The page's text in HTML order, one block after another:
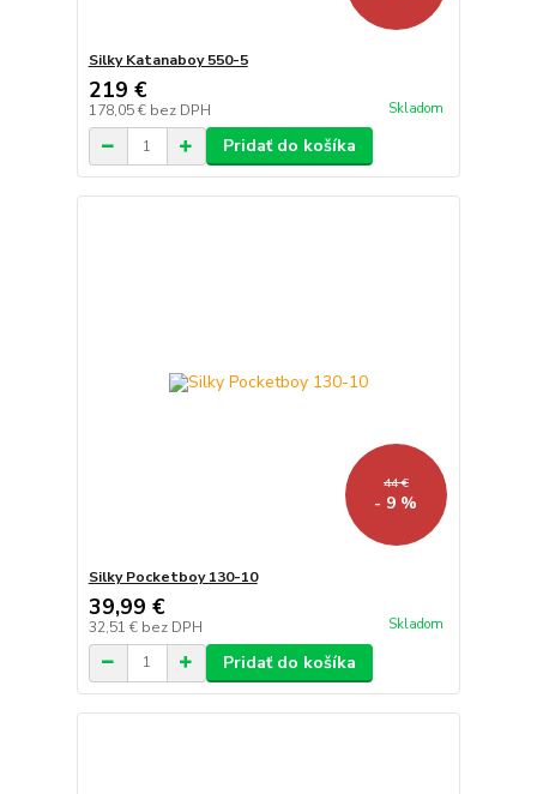
Silky Katanaboy 550-5
219 €
178,05 € bez DPH Skladom
Pridať do košíka
44 €
- 9 %
Silky Pocketboy 130-10
39,99 €
32,51 € bez DPH Skladom
Pridať do košíka